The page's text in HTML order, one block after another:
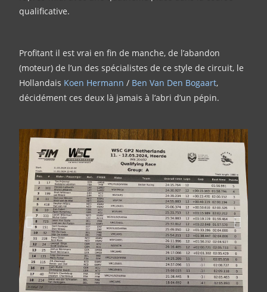
qualificative.
Profitant il est vrai en fin de manche, de l’abandon
(moteur) de l’un des spécialistes de ce style de circuit, le
Hollandais Koen Hermann / Ben Van Den Bogaart,
décidément ces deux là jamais à l’abri d’un pépin.